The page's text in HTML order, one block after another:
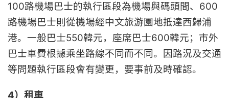
100路機場巴士的執行區段為機場與碼頭間、600
路機場巴士則從機場經中文旅游園地抵達西歸浦
港。一般巴士550韓元，座席巴士600韓元；市外
巴士車費根據乘坐路線不同而不同。因路況及交通
等問題執行區段會有變更，要事前及時確認。
4）租車